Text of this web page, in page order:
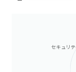
セキュリテ